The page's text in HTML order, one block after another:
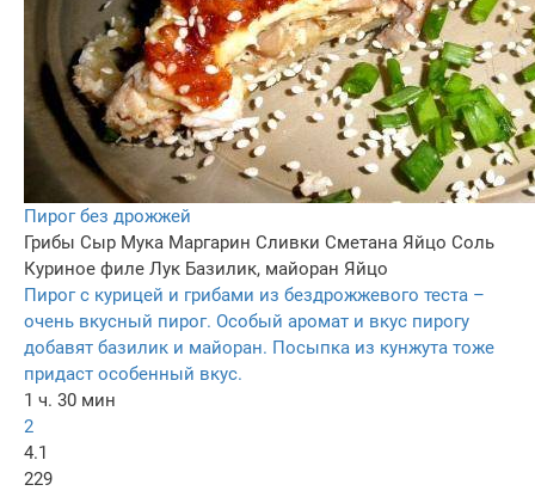
Пирог без дрожжей
Грибы Сыр Мука Маргарин Сливки Сметана Яйцо Соль
Куриное филе Лук Базилик, майоран Яйцо
Пирог с курицей и грибами из бездрожжевого теста –
очень вкусный пирог. Особый аромат и вкус пирогу
добавят базилик и майоран. Посыпка из кунжута тоже
придаст особенный вкус.
1 ч. 30 мин
2
4.1
229